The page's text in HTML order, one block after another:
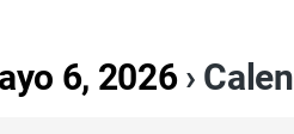
6, 2026›